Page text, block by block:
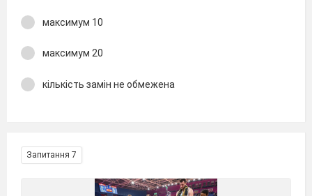
максимум 10
максимум 20
кількість замін не обмежена
Запитання 7